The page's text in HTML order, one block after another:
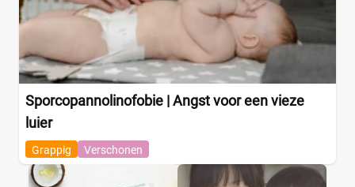
Sporcopannolinofobie | Angst voor een vieze
luier
Grappig Verschonen